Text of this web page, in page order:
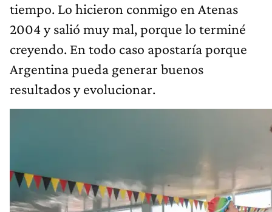
tiempo. Lo hicieron conmigo en Atenas
2004 y salió muy mal, porque lo terminé
creyendo. En todo caso apostaría porque
Argentina pueda generar buenos
resultados y evolucionar.